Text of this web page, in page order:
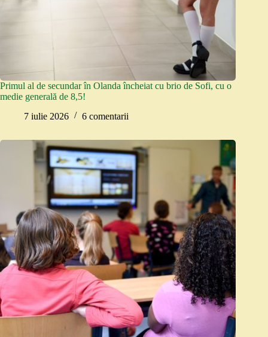
Primul al de secundar în Olanda încheiat cu brio de Sofi, cu o
medie generală de 8,5!
7 iulie 2026
6 comentarii